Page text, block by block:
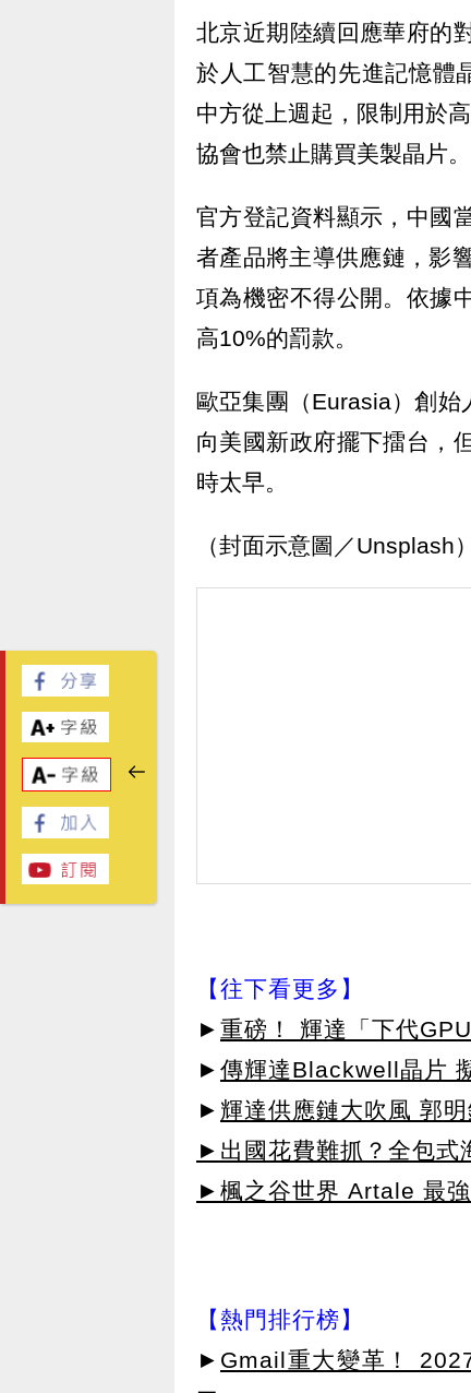
北京近期陸續回應華府的
於人工智慧的先進記憶體
中方從上週起，限制用於
協會也禁止購買美製晶片。
官方登記資料顯示，中國
者產品將主導供應鏈，影
項為機密不得公開。依據
高10%的罰款。
歐亞集團（Eurasia）創
向美國新政府擺下擂台，
時太早。
（封面示意圖／Unsplash）
【往下看更多】
► 重磅！ 輝達「下代
► 傳輝達Blackwell晶片
► 輝達供應鏈大吹風 郭
►出國花費難抓？全包式
►楓之谷世界 Artale 最
【熱門排行榜】
► Gmail重大變革！